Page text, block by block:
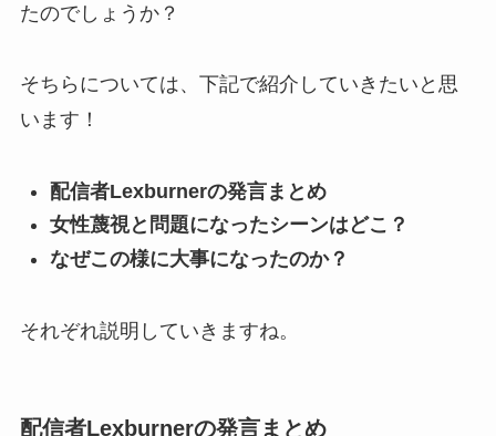
たのでしょうか？
そちらについては、下記で紹介していきたいと思
います！
配信者Lexburnerの発言まとめ
女性蔑視と問題になったシーンはどこ？
なぜこの様に大事になったのか？
それぞれ説明していきますね。
配信者Lexburnerの発言まとめ